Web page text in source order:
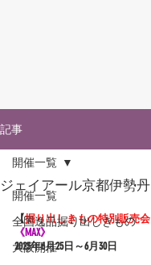
記事
開催一覧
全国逸品掘り出しきもの
大阪開催
開催一覧
ジェイアール京都伊勢丹
【掘り出しきもの特別販売会
《MAX》
2025年6月25日～6月30日